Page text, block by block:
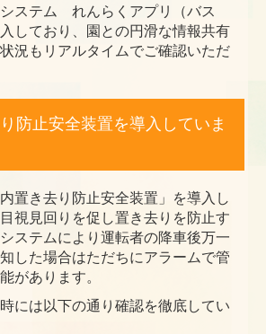
ステム れんらくアプリ（バス
しており、園との円滑な情報共有
況もリアルタイムでご確認いただ
防止安全装置を導入していま
置き去り防止安全装置」を導入し
視見回りを促し置き去りを防止す
ステムにより運転者の降車後万一
した場合はただちにアラームで管
があります。
には以下の通り確認を徹底してい